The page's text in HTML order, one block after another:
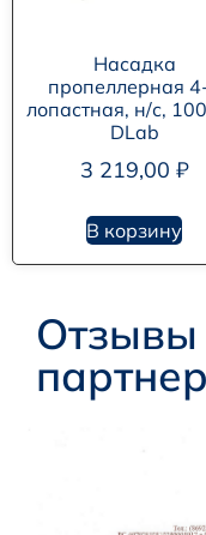
Насадка
пропеллерная
лопастная, н/с,
DLab
3 219,00 ₽
В корзину